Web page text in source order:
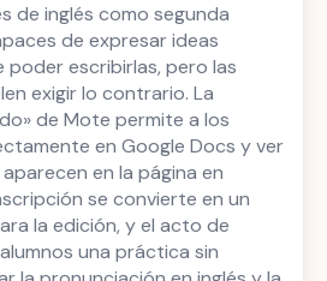
de inglés como segunda
de expresar ideas
escribirlas, pero las
exigir lo contrario. La
de Mote permite a los
en Google Docs y ver
en la página en
se convierte en un
la edición, y el acto de
una práctica sin